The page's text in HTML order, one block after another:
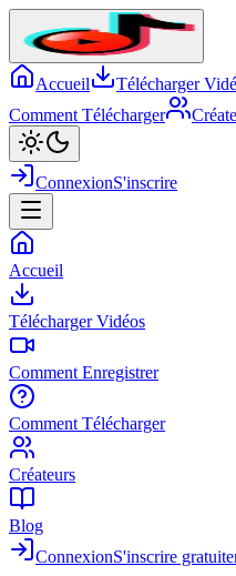
Accueil Télécharger
Comment Télécharger
ConnexionS'inscrire
Accueil
Télécharger Vidéos
Comment Enregistrer
Comment Télécharger
Créateurs
Blog
ConnexionS'inscrire